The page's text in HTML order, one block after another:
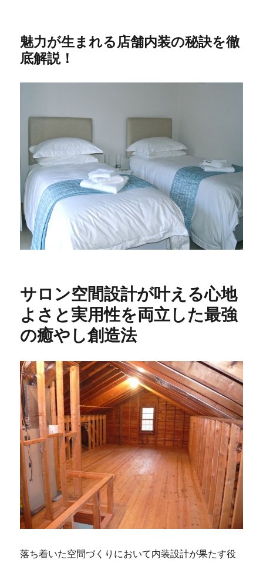
魅力が生まれる店舗内装の秘訣を徹
底解説！
サロン空間設計が叶える心地
よさと実用性を両立した最強
の癒やし創造法
落ち着いた空間づくりにおいて内装設計が果たす役